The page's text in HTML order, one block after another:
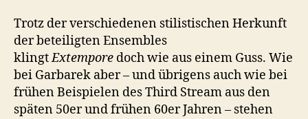
Trotz der verschiedenen stilistischen Herkunft
der beteiligten Ensembles
klingtExtempore doch wie aus einem Guss. Wie
bei Garbarek aber – und übrigens auch wie bei
frühen Beispielen des Third Stream aus den
späten 50er und frühen 60er Jahren – stehen